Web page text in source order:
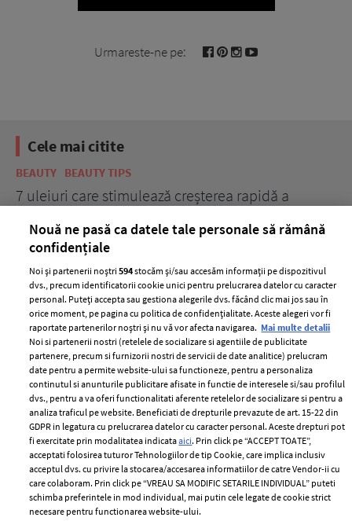
Urmareste-ne pe:
Cele mai citite
BEAUTY BEAUTY TIPS
7 uleiuri care stimulează creșterea rapidă a
ELLE Style Awards
2024
Despre ELLE
Romania
Contact
Abonamente
Termeni si conditii
Politica de
confidențialitate
Politica de cookies
Publicitate
Nouă ne pasă ca datele tale personale să rămână
confidențiale
Noi și partenerii noștri594stocăm și/sau accesăm informații pe dispozitivul
dvs., precum identificatorii cookie unici pentru prelucrarea datelor cu caracter
personal. Puteți accepta sau gestiona alegerile dvs. făcând clic mai jos sau în
orice moment, pe pagina cu politica de confidențialitate. Aceste alegeri vor fi
raportate partenerilor noștri și nu vă vor afecta navigarea. Mai multe detalii
Noi si partenerii nostri (retelele de socializare si agentiile de publicitate
partenere, precum si furnizorii nostri de servicii de date analitice) prelucram
date pentru a permite website-ului sa functioneze, pentru a personaliza
continutul si anunturile publicitare afisate in functie de interesele si/sau profilul
dvs., pentru a va oferi functionalitati aferente retelelor de socializare si pentru a
analiza traficul pe website. Beneficiati de drepturile prevazute de art. 15-22 din
GDPR in legatura cu prelucrarea datelor cu caracter personal. Aceste drepturi pot
fi exercitate prin modalitatea indicataaici. Prin click pe “ACCEPT TOATE”,
acceptati folosirea tuturor Tehnologiilor de tip Cookie, care implica inclusiv
acceptul dvs. cu privire la stocarea/accesarea informatiilor de catre Vendor-ii cu
care colaboram. Prin click pe “VREAU SA MODIFIC SETARILE INDIVIDUAL” puteti
schimba preferintele in mod individual, mai putin cele legate de cookie strict
necesare pentru functionarea website-ului.